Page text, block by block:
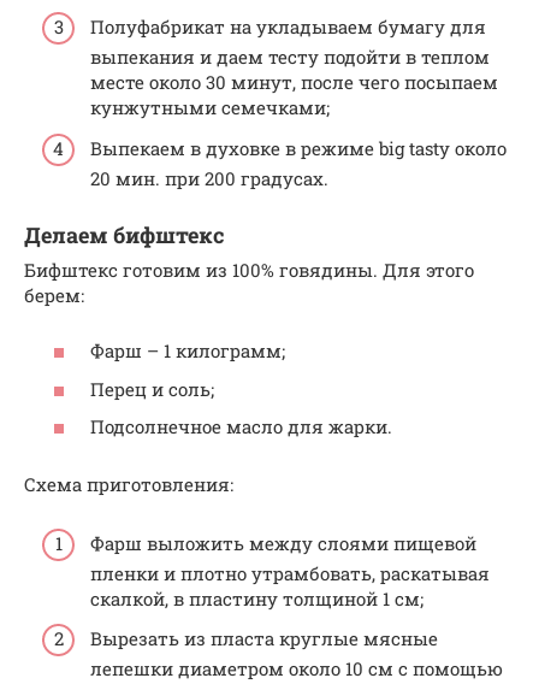
Полуфабрикат на укладываем бумагу для
выпекания и даем тесту подойти в теплом
месте около 30 минут, после чего посыпаем
кунжутными семечками;
Выпекаем в духовке в режиме big tasty около
20 мин. при 200 градусах.
Делаем бифштекс
Бифштекс готовим из 100% говядины. Для этого
берем:
Фарш – 1 килограмм;
Перец и соль;
Подсолнечное масло для жарки.
Схема приготовления:
Фарш выложить между слоями пищевой
пленки и плотно утрамбовать, раскатывая
скалкой, в пластину толщиной 1 см;
Вырезать из пласта круглые мясные
лепешки диаметром около 10 см с помощью